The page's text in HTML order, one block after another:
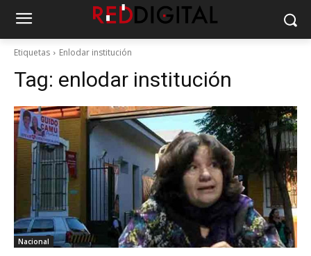
Etiquetas Enlodar institución
Tag: enlodar institución
Nacional